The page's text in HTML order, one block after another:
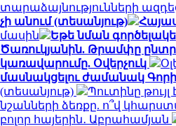
տարաձայնությունների
չի անում (տեսանյութ)
մասին
Եթե նման
Ծառուկյանին. Թրամփը
կառավարումը. Օվերչուկ
մասնակցելու ժամանակ
(տեսանյութ)
Պուտինը
նշանների ձեռքը. ո՞վ
բոլոր հայերին․ Աբրահամյան